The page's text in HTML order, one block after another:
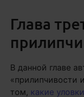
Глава
В данной главе
«прилипчивости
том, какие